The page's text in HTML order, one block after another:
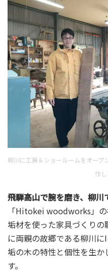
柳川に工房＆ショールームをオープ
作
飛騨高山で腕を磨き、柳川
「Hitokei woodworks」
垢材を使った家具づくり
に両親の故郷である柳川
垢の木の特性と個性を生
す。